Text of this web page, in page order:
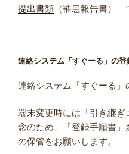
提出書類 （罹患報告書）
連絡システム「すぐーる」の登
連絡システム「すぐーる」
端末変更時には「引き継ぎ
念のため、「登録手順書」
の保管をお願いします。